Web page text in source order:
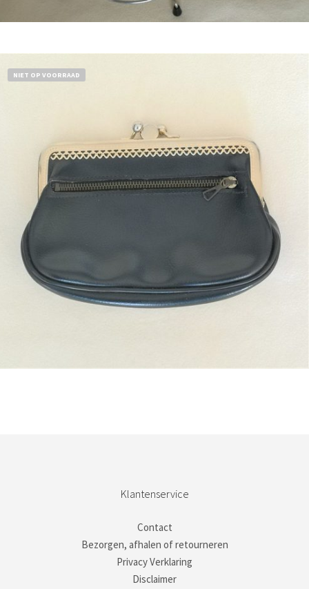
NIET OP VOORRAAD
Klantenservice
Contact
Bezorgen, afhalen of retourneren
Privacy Verklaring
Disclaimer